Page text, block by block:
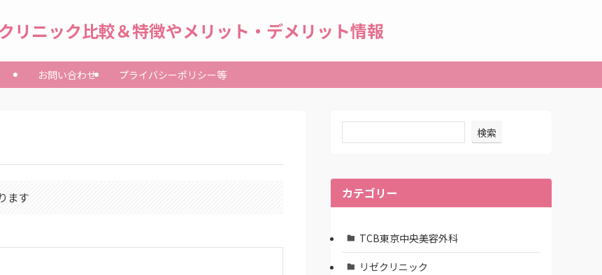
リニック比較＆特徴やメリット・デメリット情報
お問い合わせ プライバシーポリシー等
ます
検索
カテゴリー
TCB東京中央美容外科
リゼクリニック